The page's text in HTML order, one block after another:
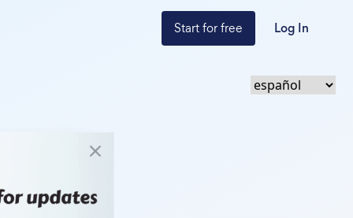
Start for free Log In